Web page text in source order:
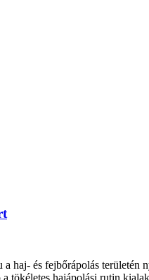
a haj- és fejbőrápolás területén
a tökéletes hajápolási rutin